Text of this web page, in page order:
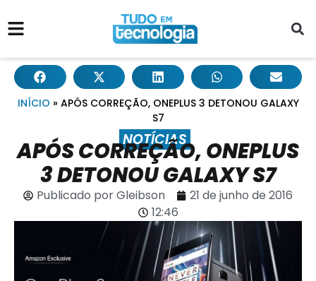
INÍCIO » APÓS CORREÇÃO, ONEPLUS 3 DETONOU GALAXY
S7
NOTÍCIAS
APÓS CORREÇÃO, ONEPLUS
3 DETONOU GALAXY S7
Publicado porGleibson
21 de junho de 2016
12:46